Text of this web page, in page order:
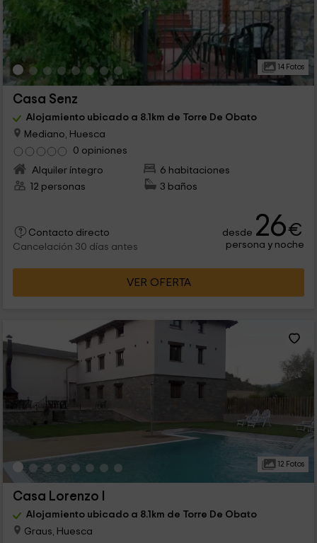
14 Fotos
Casa Senz
Alojamiento ubicado a 8.1km de Torre De Obato
Mediano, Huesca
0 opiniones
Alquiler íntegro
6 habitaciones
12 personas
3 baños
Contacto directo
Cancelación 30 días antes
desde 26€
persona y noche
VER OFERTA
12 Fotos
Casa Lorenzo I
Alojamiento ubicado a 8.1km de Torre De Obato
Graus, Huesca